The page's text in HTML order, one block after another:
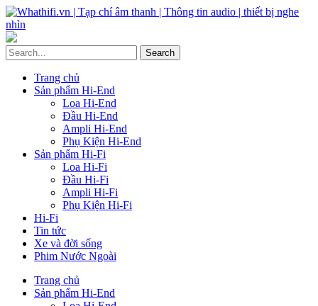
Trang chủ
Sản phẩm Hi-End
Loa Hi-End
Đầu Hi-End
Ampli Hi-End
Phụ Kiện Hi-End
Sản phẩm Hi-Fi
Loa Hi-Fi
Đầu Hi-Fi
Ampli Hi-Fi
Phụ Kiện Hi-Fi
Hi-Fi
Tin tức
Xe và đời sống
Phim Nước Ngoài
Trang chủ
Sản phẩm Hi-End